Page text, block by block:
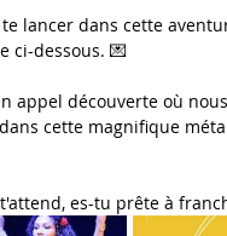
lancer dans cette
ci-dessous. 💌
appel découverte où
cette magnifique
es-tu prête à